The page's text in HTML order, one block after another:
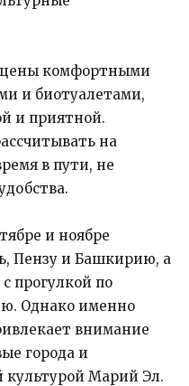
комфортными
и биотуалетами,
и приятной.
на
в пути, не
и ноябре
Пензу и Башкирию, а
прогулкой по
Однако именно
внимание
города и
культурой Марий Эл.